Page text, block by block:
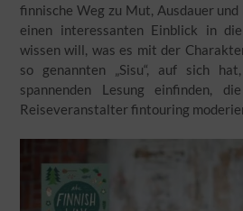
finnische Weg zu Mut, Ausdauer
einen interessanten Einblick in
wissen will, was es mit der
so genannten „Sisu“, auf sich
spannenden Lesung einfinden,
Reiseveranstalter fintouring